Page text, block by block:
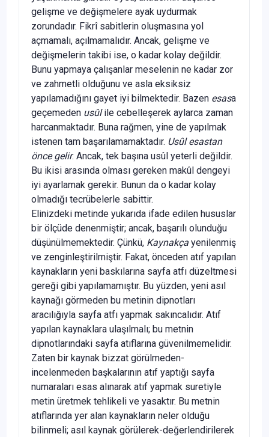
gelişme ve değişmelere ayak uydurmak
zorundadır. Fikrî sabitlerin oluşmasına yol
açmamalı, açılmamalıdır. Ancak, gelişme ve
değişmelerin takibi ise, o kadar kolay değildir.
Bunu yapmaya çalışanlar meselenin ne kadar zor
ve zahmetli olduğunu ve asla eksiksiz
yapılamadığını gayet iyi bilmektedir. Bazen esasa
geçemeden usûlile cebelleşerek aylarca zaman
harcanmaktadır. Buna rağmen, yine de yapılmak
istenen tam başarılamamaktadır. Usûl esastan
önce gelir. Ancak, tek başına usûl yeterli değildir.
Bu ikisi arasında olması gereken makûl dengeyi
iyi ayarlamak gerekir. Bunun da o kadar kolay
olmadığı tecrübelerle sabittir.
Elinizdeki metinde yukarıda ifade edilen hususlar
bir ölçüde denenmiştir; ancak, başarılı olunduğu
düşünülmemektedir. Çünkü, Kaynakça yenilenmiş
ve zenginleştirilmiştir. Fakat, önceden atıf yapılan
kaynakların yeni baskılarına sayfa atfı düzeltmesi
gereği gibi yapılamamıştır. Bu yüzden, yeni asıl
kaynağı görmeden bu metinin dipnotları
aracılığıyla sayfa atfı yapmak sakıncalıdır. Atıf
yapılan kaynaklara ulaşılmalı; bu metnin
dipnotlarındaki sayfa atıflarına güvenilmemelidir.
Zaten bir kaynak bizzat görülmeden-
incelenmeden başkalarının atıf yaptığı sayfa
numaraları esas alınarak atıf yapmak suretiyle
metin üretmek tehlikeli ve yasaktır. Bu metnin
atıflarında yer alan kaynakların neler olduğu
bilinmeli; asıl kaynak görülerek-değerlendirilerek